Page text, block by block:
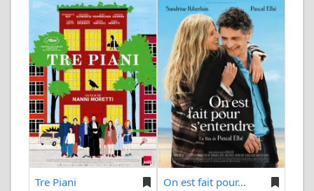
Tre Piani
On est fait pour...